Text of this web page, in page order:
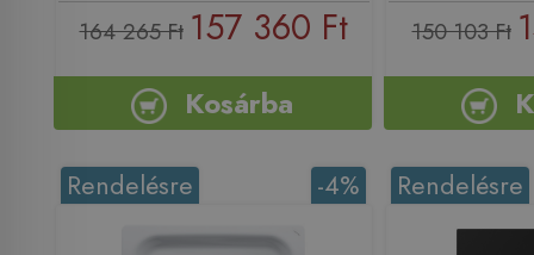
164 265 Ft 157 360 Ft
Kosárba
150 103 Ft
-4%
Rendelésre Rendelésre